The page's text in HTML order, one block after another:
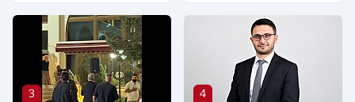
Detaylar Merak Konusu
3 4